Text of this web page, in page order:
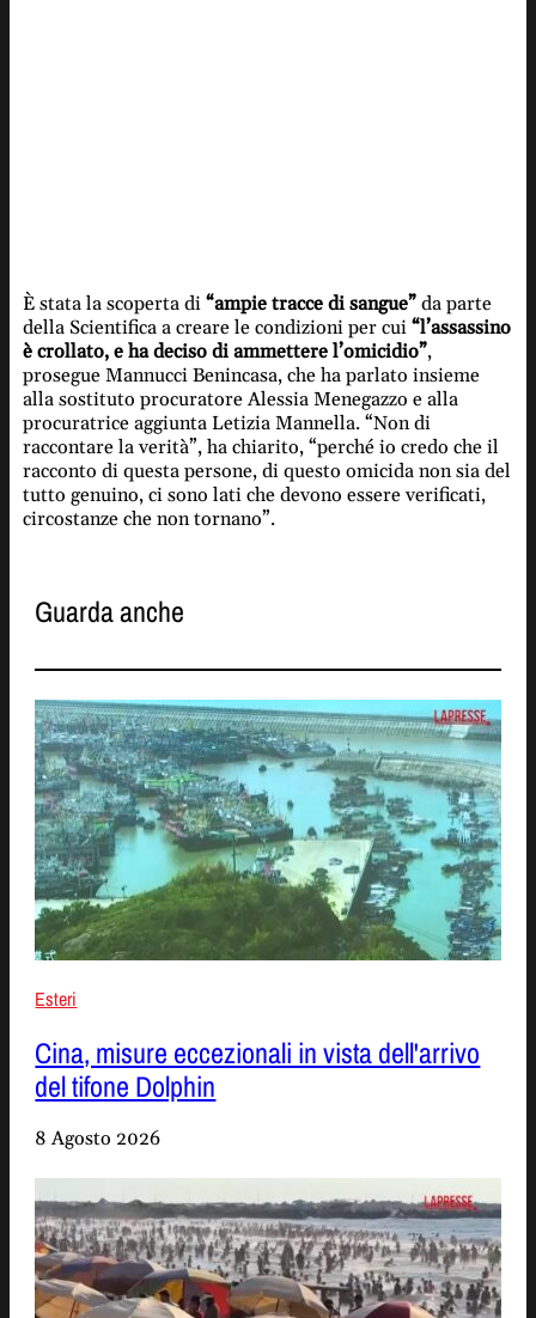
È stata la scoperta di “ampie tracce di sangue”da parte
della Scientifica a creare le condizioni per cui “l’assassino
è crollato, e ha deciso di ammettere l’omicidio”,
prosegue Mannucci Benincasa, che ha parlato insieme
alla sostituto procuratore Alessia Menegazzo e alla
procuratrice aggiunta Letizia Mannella. “Non di
raccontare la verità”, ha chiarito, “perché io credo che il
racconto di questa persone, di questo omicida non sia del
tutto genuino, ci sono lati che devono essere verificati,
circostanze che non tornano”.
Guarda anche
Esteri
Cina, misure eccezionali in vista dell'arrivo
del tifone Dolphin
8 Agosto 2026